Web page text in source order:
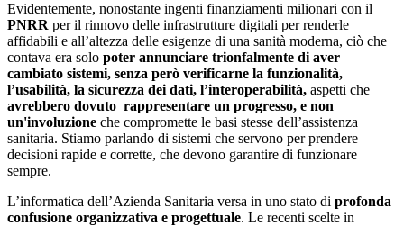
Evidentemente, nonostante ingenti finanziamenti milionari con il
PNRR per il rinnovo delle infrastrutture digitali per renderle
affidabili e all’altezza delle esigenze di una sanità moderna, ciò che
contava era solo poter annunciare trionfalmente di aver
cambiato sistemi, senza però verificarne la funzionalità,
l’usabilità, la sicurezza dei dati, l’interoperabilità, aspetti che
avrebbero dovuto rappresentare un progresso, e non
un'involuzione che compromette le basi stesse dell’assistenza
sanitaria. Stiamo parlando di sistemi che servono per prendere
decisioni rapide e corrette, che devono garantire di funzionare
sempre.
L’informatica dell’Azienda Sanitaria versa in uno stato di profonda
confusione organizzativa e progettuale. Le recenti scelte in